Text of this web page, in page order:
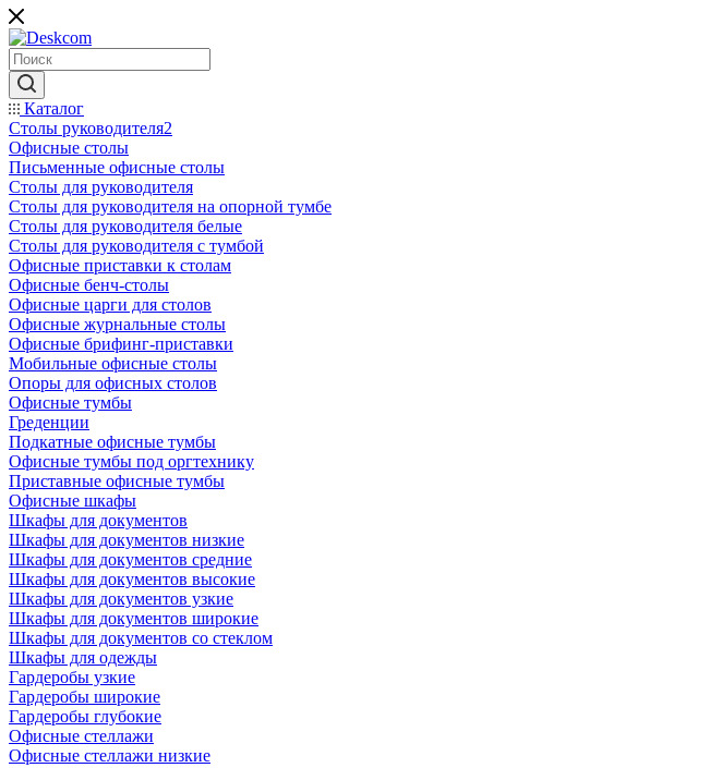
Каталог
Столы руководителя2
Офисные столы
Письменные офисные столы
Столы для руководителя
Столы для руководителя на опорной тумбе
Столы для руководителя белые
Столы для руководителя с тумбой
Офисные приставки к столам
Офисные бенч-столы
Офисные царги для столов
Офисные журнальные столы
Офисные брифинг-приставки
Мобильные офисные столы
Опоры для офисных столов
Офисные тумбы
Греденции
Подкатные офисные тумбы
Офисные тумбы под оргтехнику
Приставные офисные тумбы
Офисные шкафы
Шкафы для документов
Шкафы для документов низкие
Шкафы для документов средние
Шкафы для документов высокие
Шкафы для документов узкие
Шкафы для документов широкие
Шкафы для документов со стеклом
Шкафы для одежды
Гардеробы узкие
Гардеробы широкие
Гардеробы глубокие
Офисные стеллажи
Офисные стеллажи низкие